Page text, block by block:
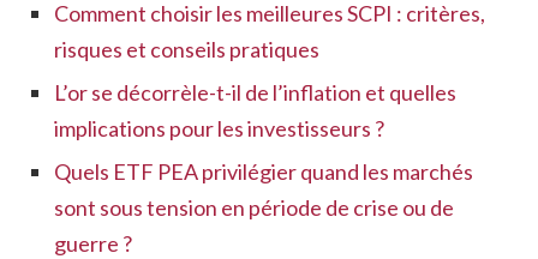
Comment choisir les meilleures SCPI : critères,
risques et conseils pratiques
L’or se décorrèle-t-il de l’inflation et quelles
implications pour les investisseurs ?
Quels ETF PEA privilégier quand les marchés
sont sous tension en période de crise ou de
guerre ?